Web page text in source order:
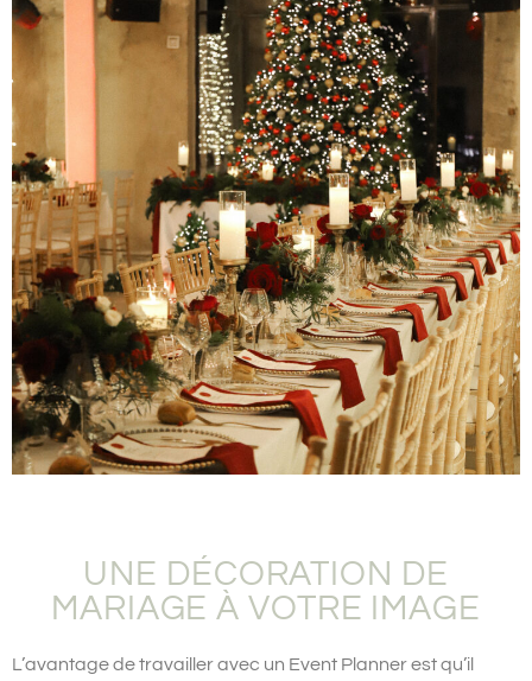
UNE DÉCORATION DE
MARIAGE À VOTRE IMAGE
L’avantage de travailler avec un Event Planner est qu’il